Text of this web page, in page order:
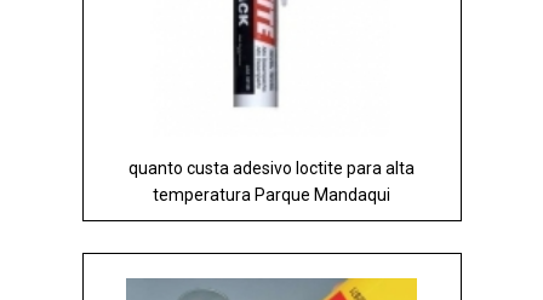
quanto custa adesivo loctite para alta
temperatura Parque Mandaqui